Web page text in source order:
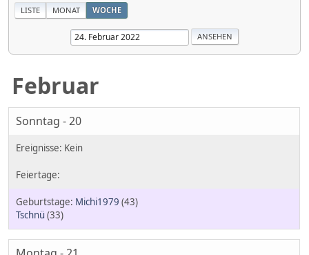
LISTE MONAT WOCHE
Februar
Sonntag - 20
Michi1979 (43)
Tschnü (33)